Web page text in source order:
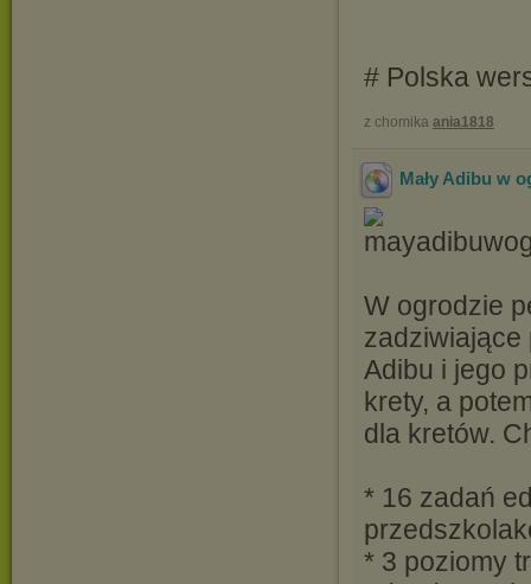
# Polska
z chomika ania1818
Mały Adibu w
W ogrodzie
zadziwiające
Adibu i jego
krety, a
dla kretów.
* 16 zadań
* 3 poziomy